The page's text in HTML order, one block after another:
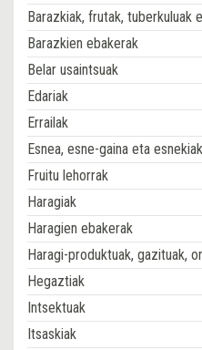
Barazkiak, frutak, tuberkuluak
Barazkien ebakerak
Belar usaintsuak
Edariak
Errailak
Esnea, esne-gaina eta esnekiak
Fruitu lehorrak
Haragiak
Haragien ebakerak
Haragi-produktuak, gazituak,
Hegaztiak
Intsektuak
Itsaskiak